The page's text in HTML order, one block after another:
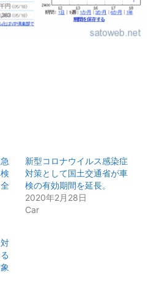
新型コロナウイルス感染症
対策として国土交通省が車
検の有効期間を延長。
2020年2月28日
Car